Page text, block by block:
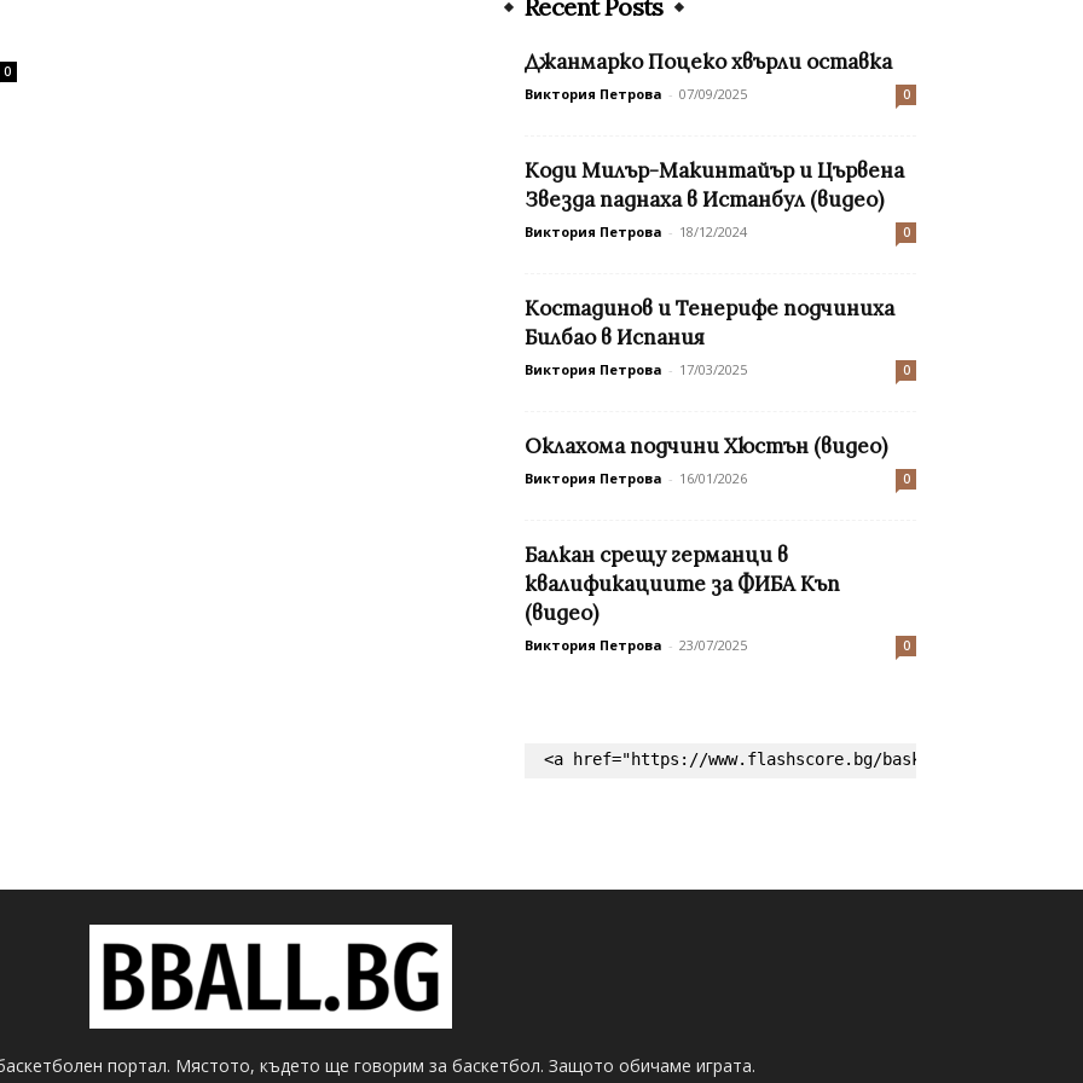
0
Recent Posts
Джанмарко Поцеко хвърли оставка
Виктория Петрова - 07/09/2025 0
Коди Милър-Макинтайър и Цървена
Звезда паднаха в Истанбул (видео)
Виктория Петрова - 18/12/2024 0
Костадинов и Тенерифе подчиниха
Билбао в Испания
Виктория Петрова - 17/03/2025 0
Оклахома подчини Хюстън (видео)
Виктория Петрова - 16/01/2026 0
Балкан срещу германци в
квалификациите за ФИБА Къп
(видео)
Виктория Петрова - 23/07/2025 0
<a href="https://www.flashscore.bg/basketball/"
портал. Мястото, където ще говорим за баскетбол. Защото обичаме играта.